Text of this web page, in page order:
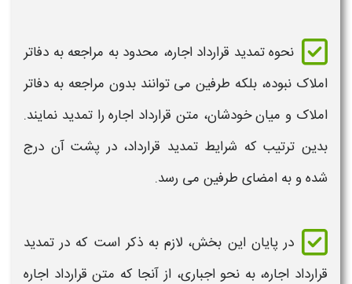
نحوهتمدید قرارداد اجاره، محدود به مراجعه به دفاتر
املاک نبوده، بلکه طرفین می توانند بدون مراجعه به دفاتر
املاک و میان خودشان، متن قرارداد اجارهراتمدید نمایند.
بدین ترتیب که شرایط تمدید قرارداد، در پشت آن درج
شده و به امضای طرفین می رسد.
در پایان این بخش، لازم به ذکر است که درتمدید
قرارداد اجاره، به نحو اجباری، از آنجا که متن قرارداد اجاره